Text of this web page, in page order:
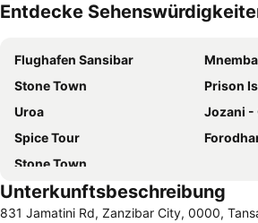
Entdecke
Flughafen Sansibar
Stone Town
Prison
Uroa
Jozani -
Spice Tour
Stone Town
Unterkunftsbeschreibung
831 Jamatini Rd, Zanzibar City, 0000,